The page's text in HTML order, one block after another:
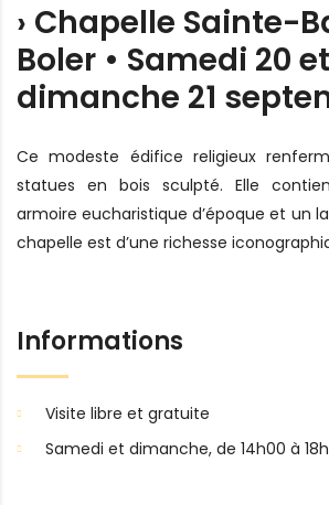
› Chapelle Sainte-
Boler • Samedi 20 et
dimanche 21
Ce modeste édifice religieux
statues en bois sculpté. Elle
armoire eucharistique d’époque et un
chapelle est d’une richesse
Informations
Visite libre et gratuite
Samedi et dimanche, de 14h00 à